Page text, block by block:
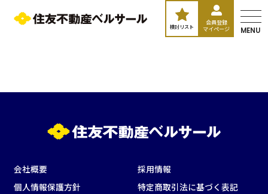
検討リスト
会員登録
マイページ MENU
会社概要
採用情報
個人情報保護方針
特定商取引法に基づく表記
新宿・高田馬場エリア